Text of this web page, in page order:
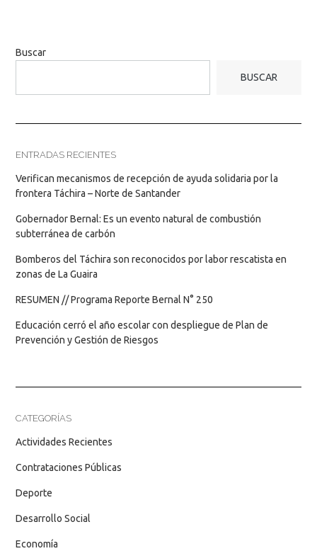
Buscar
BUSCAR
ENTRADAS RECIENTES
Verifican mecanismos de recepción de ayuda solidaria por la
frontera Táchira – Norte de Santander
Gobernador Bernal: Es un evento natural de combustión
subterránea de carbón
Bomberos del Táchira son reconocidos por labor rescatista en
zonas de La Guaira
RESUMEN // Programa Reporte Bernal N° 250
Educación cerró el año escolar con despliegue de Plan de
Prevención y Gestión de Riesgos
CATEGORÍAS
Actividades Recientes
Contrataciones Públicas
Deporte
Desarrollo Social
Economía